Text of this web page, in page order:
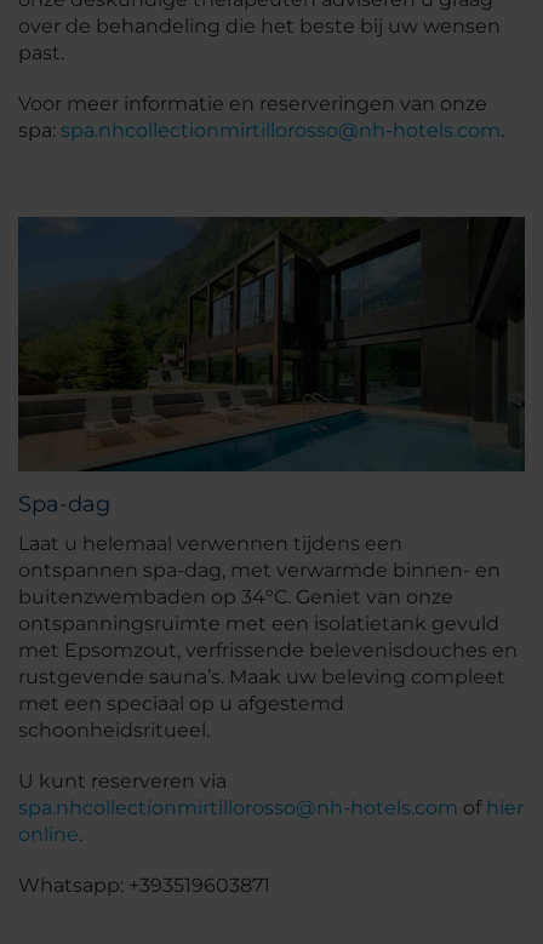
over de behandeling die het beste bij uw wensen
past.
Voor meer informatie en reserveringen van onze
spa: spa.nhcollectionmirtillorosso@nh-hotels.com.
Spa-dag
Laat u helemaal verwennen tijdens een
ontspannen spa-dag, met verwarmde binnen- en
buitenzwembaden op 34°C. Geniet van onze
ontspanningsruimte met een isolatietank gevuld
met Epsomzout, verfrissende belevenisdouches en
rustgevende sauna’s. Maak uw beleving compleet
met een speciaal op u afgestemd
schoonheidsritueel.
U kunt reserveren via
spa.nhcollectionmirtillorosso@nh-hotels.com of hier
online.
Whatsapp: +393519603871